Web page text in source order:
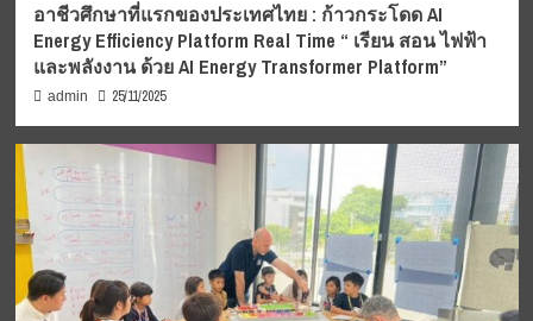
อาชีวศึกษาที่แรกของประเทศไทย : ก้าวกระโดด AI
Energy Efficiency Platform Real Time “ เรียน สอน ไฟฟ้า
และพลังงาน ด้วย AI Energy Transformer Platform”
admin 25/11/2025